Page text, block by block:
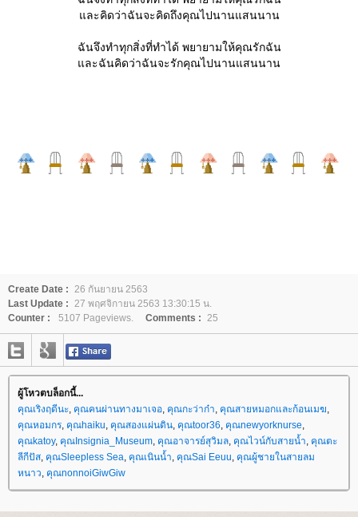
ละคิดว่าฉันจะคิดถึงคุณไปนานแสนนาน
ฉันจึงทำทุกสิ่งที่ทำได้ พยายามให้คุณรักฉัน
ละฉันคิดว่าฉันจะรักคุณไปนานแสนนาน
Create Date : 26 กันยายน 2563
Last Update : 27 พฤศจิกายน 2563 13:30:15 น.
Counter :
5107 Pageviews. Comments : 25
ผู้โหวตบล็อกนี้...
คุณเริงฤดีนะ, คุณคนผ่านทางมาเจอ, คุณกะว่าก๋า, คุณสายหมอกและก้อนเมฆ,
คุณหอมกร, คุณhaiku, คุณสองแผ่นดิน, คุณtoor36, คุณnewyorknurse,
คุณkatoy, คุณInsignia_Museum, คุณอาจารย์สุวิมล, คุณไวน์กับสายน้ำ, คุณตะ
ลีกีปัส, คุณSleepless Sea, คุณเนินน้ำ, คุณSai Eeuu, คุณผู้ชายในสายลม
หนาว, คุณnonnoiGiwGiw